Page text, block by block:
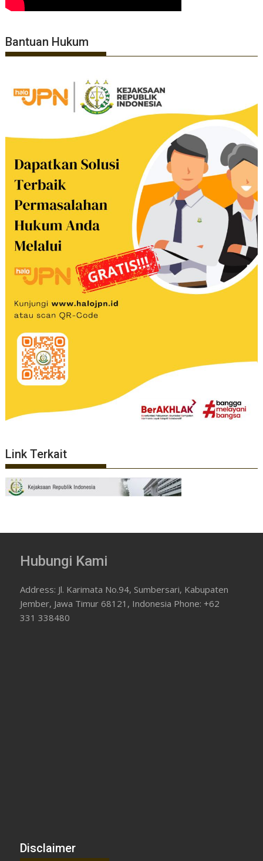
Bantuan Hukum
Link Terkait
Hubungi Kami
Address: Jl. Karimata No.94, Sumbersari, Kabupaten
Jember, Jawa Timur 68121, Indonesia Phone: +62
331 338480
Disclaimer